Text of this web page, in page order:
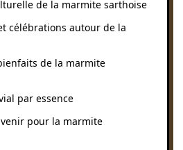
de la marmite sarthoise
célébrations autour de la
de la marmite
par essence
pour la marmite